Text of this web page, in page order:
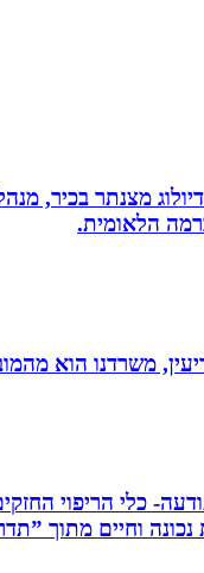
הלאומית.
משרדנו הוא
וחיים מתוך